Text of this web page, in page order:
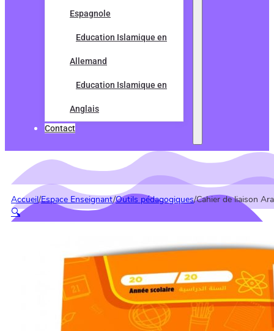
Espagnole
Education Islamique en
Allemand
Education Islamique en
Anglais
Contact
Accueil/Espace Enseignant/Outils pédagogiques/Cahier de liaison
🔍